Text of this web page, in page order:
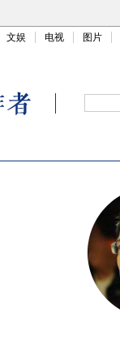
文娱 电视 图片